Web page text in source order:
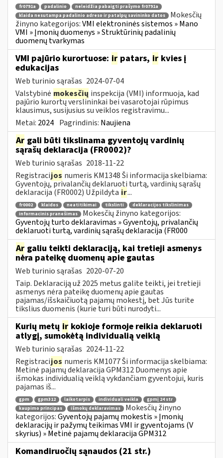
fr0791a padalinio
neleidžia pabaigti prašymo fr0791a
klaida nesutampa padalinio adreso ir patalpų savininko datos
Mokesčių
žinyno kategorijos:VMI elektroninės sistemos » Mano
VMI » Įmonių duomenys » Struktūrinių padalinių
duomenų tvarkymas
VMI pajūrio kurortuose: ir patars, ir kvies į
edukacijas
Web turinio sąrašas 2024-07-04
Valstybinė mokesčių inspekcija (VMI) informuoja, kad
pajūrio kurortų verslininkai bei vasarotojai rūpimus
klausimus, susijusius su veiklos registravimu...
Metai: 2024 Pagrindinis: Naujiena
Ar gali būti tikslinama gyventojų vardinių
sąrašų deklaracija (FR0002)?
Web turinio sąrašas 2018-11-22
Registracijos numeris KM1348 Ši informacija skelbiama:
Gyventojų, privalančių deklaruoti turtą, vardinių sąrašų
deklaracija (FR0002) Užpildyta ir...
fr0002 klaidos neatitikimai tikslinti
deklaracijos tikslinimas
informacinis pranešimas
Mokesčių žinyno kategorijos:
Gyventojų turto deklaravimas » Gyventojų, privalančių
deklaruoti turtą, vardinių sąrašų deklaracija (FR000
Ar galiu teikti deklaraciją, kai tretieji asmenys
nėra pateikę duomenų apie gautas
Web turinio sąrašas 2020-07-20
Taip. Deklaraciją už 2025 metus galite teikti, jei tretieji
asmenys nėra pateikę duomenų apie gautas
pajamas/išskaičiuotą pajamų mokestį, bet Jūs turite
tikslius duomenis (kurie turi būti nurodyti...
Kurių metų ir kokioje formoje reikia deklaruoti
atlygį, sumokėtą individualią veiklą
Web turinio sąrašas 2024-11-22
Registracijos numeris KM1077 Ši informacija skelbiama:
Metinė pajamų deklaracija GPM312 Duomenys apie
išmokas individualią veiklą vykdančiam gyventojui, kuris
pajamas iš...
gpm gpm312 laikotarpis individuali veikla
gpmį 24 str
kaupimo principas
išmokų deklaravimas
Mokesčių žinyno
kategorijos:Gyventojų pajamų mokestis » Įmonių
deklaracijų ir pažymų teikimas VMI ir gyventojams (V
skyrius) » Metinė pajamų deklaracija GPM312
Komandiruočių sąnaudos (21 str.)